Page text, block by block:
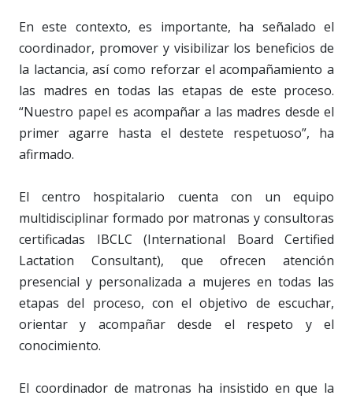
En este contexto, es importante, ha señalado el
coordinador, promover y visibilizar los beneficios de
la lactancia, así como reforzar el acompañamiento a
las madres en todas las etapas de este proceso.
“Nuestro papel es acompañar a las madres desde el
primer agarre hasta el destete respetuoso”, ha
afirmado.
El centro hospitalario cuenta con un equipo
multidisciplinar formado por matronas y consultoras
certificadas IBCLC (International Board Certified
Lactation Consultant), que ofrecen atención
presencial y personalizada a mujeres en todas las
etapas del proceso, con el objetivo de escuchar,
orientar y acompañar desde el respeto y el
conocimiento.
El coordinador de matronas ha insistido en que la